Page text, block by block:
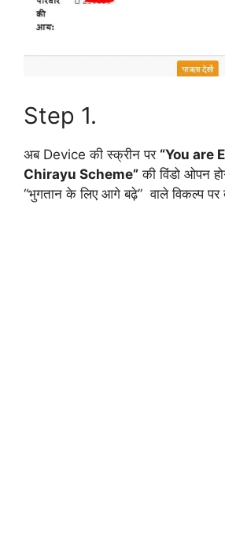
Step 1.
अब Device की स्क्रीन पर “You are
Chirayu Scheme” की विंडो ओपन
“भुगतान के लिए आगे बढ़े” वाले विकल्प पर